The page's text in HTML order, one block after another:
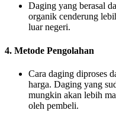
Daging yang berasal
organik cenderung
luar negeri.
4. Metode Pengolahan
Cara daging diproses
harga. Daging yang
mungkin akan lebih
oleh pembeli.